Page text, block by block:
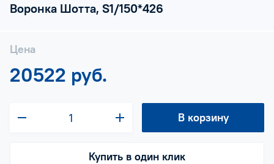
Воронка Шотта, S1/150*426
Цена
20522 руб.
В корзину
Купить в один клик